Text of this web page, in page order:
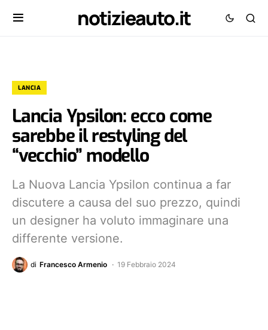
notizieauto.it
LANCIA
Lancia Ypsilon: ecco come
sarebbe il restyling del
“vecchio” modello
La Nuova Lancia Ypsilon continua a far
discutere a causa del suo prezzo, quindi
un designer ha voluto immaginare una
differente versione.
di Francesco Armenio 19 Febbraio 2024